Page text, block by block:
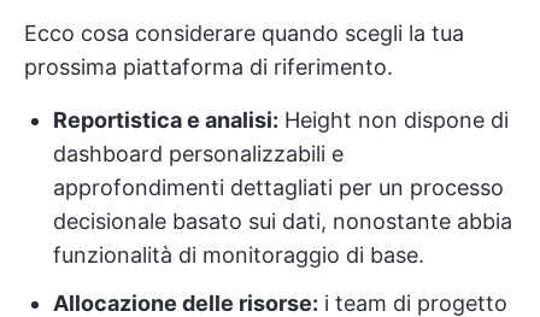
Ecco cosa considerare quando scegli la tua
prossima piattaforma di riferimento.
Reportistica e analisi: Height non dispone di
dashboard personalizzabili e
approfondimenti dettagliati per un processo
decisionale basato sui dati, nonostante abbia
funzionalità di monitoraggio di base.
Allocazione delle risorse: i team di progetto